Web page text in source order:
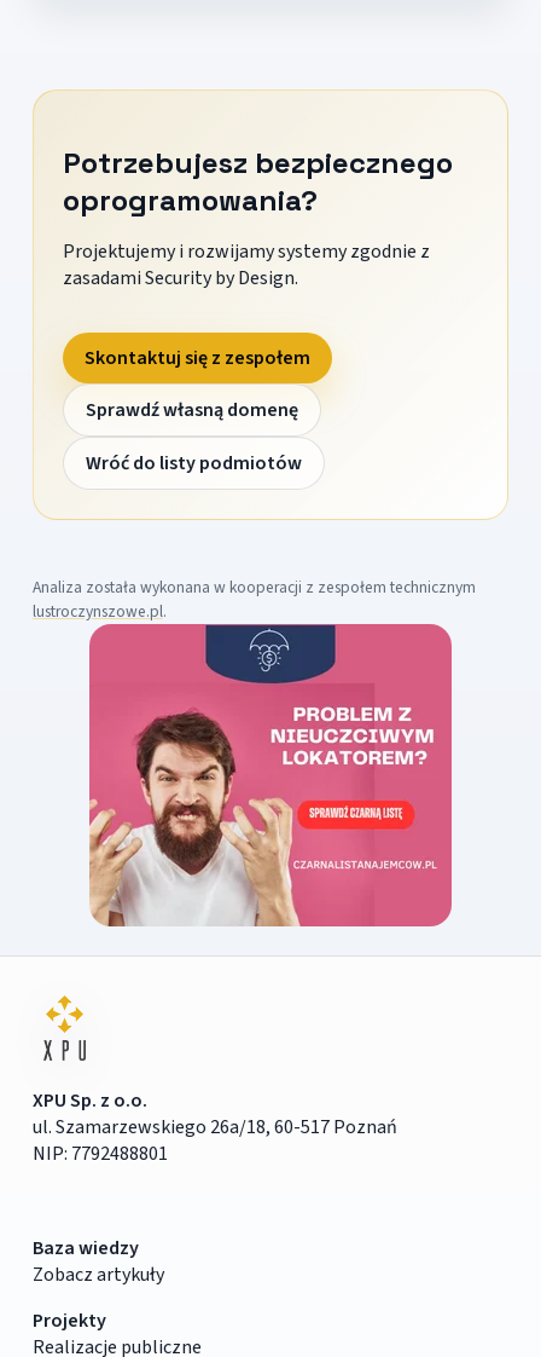
Potrzebujesz bezpiecznego
oprogramowania?
Projektujemy i rozwijamy systemy zgodnie z
zasadami Security by Design.
Skontaktuj się z zespołem
Sprawdź własną domenę
Wróć do listy podmiotów
Analiza została wykonana w kooperacji z zespołem technicznym
lustroczynszowe.pl.
XPU Sp. z o.o.
ul. Szamarzewskiego 26a/18, 60-517 Poznań
NIP: 7792488801
Baza wiedzy
Zobacz artykuły
Projekty
Realizacje publiczne